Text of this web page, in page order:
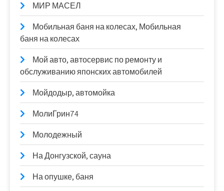
МИР МАСЕЛ
Мобильная баня на колесах, Мобильная
баня на колесах
Мой авто, автосервис по ремонту и
обслуживанию японских автомобилей
Мойдодыр, автомойка
МолиГрин74
Молодежный
На Донгузской, сауна
На опушке, баня